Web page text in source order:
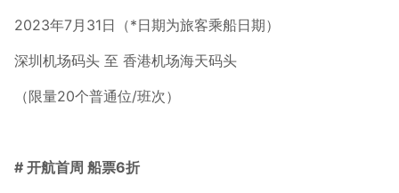
2023年7月31日（*日期为旅客乘船日期）
深圳机场码头 至 香港机场海天码头
（限量20个普通位/班次）
# 开航首周 船票6折